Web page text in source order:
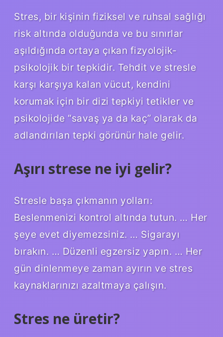
Stres, bir kişinin fiziksel ve ruhsal sağlığı
risk altında olduğunda ve bu sınırlar
aşıldığında ortaya çıkan fizyolojik-
psikolojik bir tepkidir. Tehdit ve stresle
karşı karşıya kalan vücut, kendini
korumak için bir dizi tepkiyi tetikler ve
psikolojide “savaş ya da kaç” olarak da
adlandırılan tepki görünür hale gelir.
Aşırı strese ne iyi gelir?
Stresle başa çıkmanın yolları:
Beslenmenizi kontrol altında tutun. … Her
şeye evet diyemezsiniz. … Sigarayı
bırakın. … Düzenli egzersiz yapın. … Her
gün dinlenmeye zaman ayırın ve stres
kaynaklarınızı azaltmaya çalışın.
Stres ne üretir?